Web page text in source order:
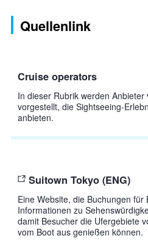
Quellenlink
Cruise operators
In dieser Rubrik werden
vorgestellt, die Sightseeing-
anbieten.
Suitown Tokyo (ENG)
Eine Website, die Buchungen für
Informationen zu
damit Besucher die Ufergebiete
vom Boot aus genießen können.